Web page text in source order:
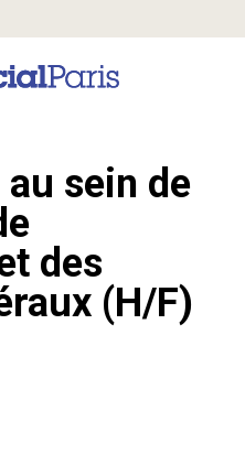
sein de
des
(H/F)